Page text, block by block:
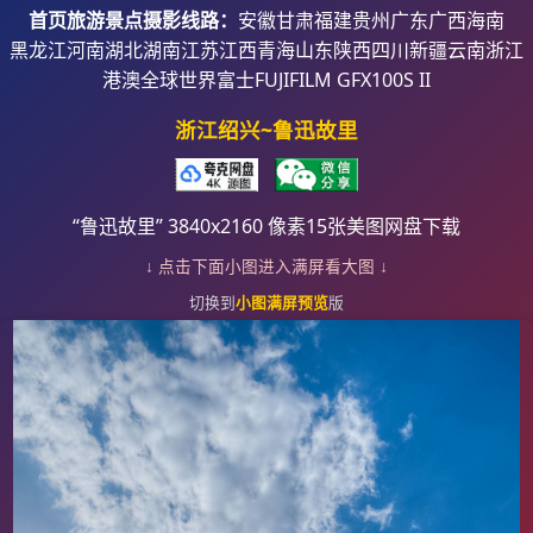
首页旅游景点摄影线路： 安徽甘肃福建贵州广东广西海南
黑龙江河南湖北湖南江苏江西青海山东陕西四川新疆云南浙江
港澳全球世界富士FUJIFILM GFX100S II
浙江绍兴~鲁迅故里
“鲁迅故里” 3840x2160 像素15张美图网盘下载
↓ 点击下面小图进入满屏看大图 ↓
切换到小图满屏预览版